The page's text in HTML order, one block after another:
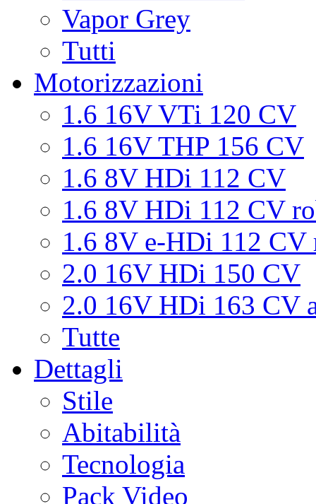
Vapor Grey
Tutti
Motorizzazioni
1.6 16V VTi 120 CV
1.6 16V THP 156 CV
1.6 8V HDi 112 CV
1.6 8V HDi 112 CV
1.6 8V e-HDi 112 CV
2.0 16V HDi 150 CV
2.0 16V HDi 163 CV
Tutte
Dettagli
Stile
Abitabilità
Tecnologia
Pack Video